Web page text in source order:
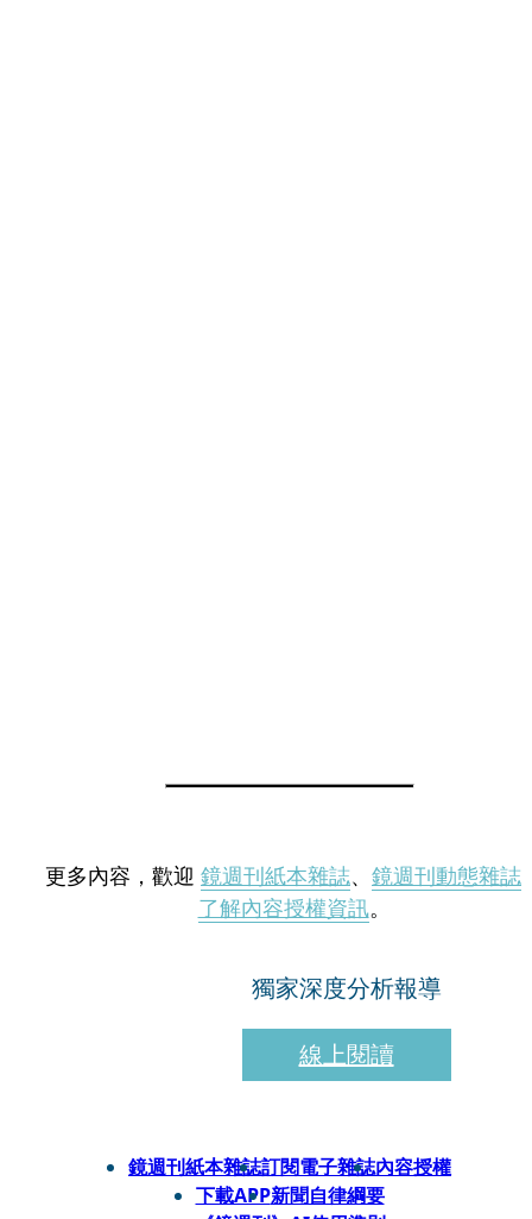
更多內容，歡迎 鏡週刊紙本雜誌、 鏡週刊動態雜誌
了解內容授權資訊。
獨家深度分析報導
線上閱讀
鏡週刊紙本雜誌訂閱電子雜誌內容授權
下載APP新聞自律綱要